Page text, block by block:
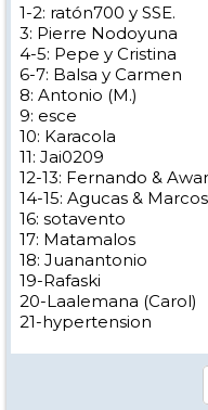
1-2: ratón700 y SSE.
3: Pierre Nodoyuna
4-5: Pepe y Cristina
6-7: Balsa y Carmen
8: Antonio (M.)
9: esce
10: Karacola
11: Jai0209
12-13: Fernando &
14-15: Agucas &
16: sotavento
17: Matamalos
18: Juanantonio
19-Rafaski
20-Laalemana (Carol)
21-hypertension